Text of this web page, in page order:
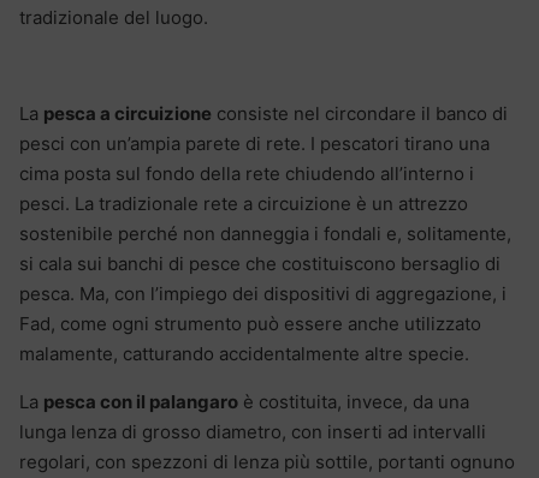
tradizionale del luogo.
La pesca a circuizione consiste nel circondare il banco di
pesci con un’ampia parete di rete. I pescatori tirano una
cima posta sul fondo della rete chiudendo all’interno i
pesci. La tradizionale rete a circuizione è un attrezzo
sostenibile perché non danneggia i fondali e, solitamente,
si cala sui banchi di pesce che costituiscono bersaglio di
pesca. Ma, con l’impiego dei dispositivi di aggregazione, i
Fad, come ogni strumento può essere anche utilizzato
malamente, catturando accidentalmente altre specie.
La pesca con il palangaro è costituita, invece, da una
lunga lenza di grosso diametro, con inserti ad intervalli
regolari, con spezzoni di lenza più sottile, portanti ognuno